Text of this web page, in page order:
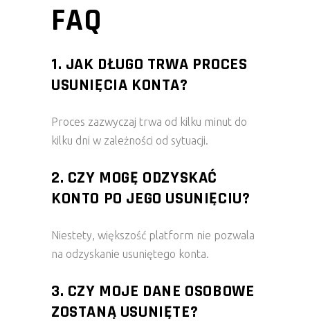
FAQ
1. JAK DŁUGO TRWA PROCES
USUNIĘCIA KONTA?
Proces zazwyczaj trwa od kilku minut do
kilku dni w zależności od sytuacji.
2. CZY MOGĘ ODZYSKAĆ
KONTO PO JEGO USUNIĘCIU?
Niestety, większość platform nie pozwala
na odzyskanie usuniętego konta.
3. CZY MOJE DANE OSOBOWE
ZOSTANĄ USUNIĘTE?